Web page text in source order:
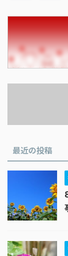
最近の投稿